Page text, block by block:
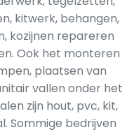
kitwerk, behangen,
kozijnen repareren
Ook het monteren
plaatsen van
vallen onder het
zijn hout, pvc, kit,
Sommige bedrijven